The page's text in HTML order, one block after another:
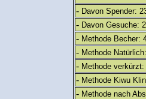
- Davon Spender:
- Davon Gesuche:
- Methode Becher:
- Methode
- Methode verkürzt:
- Methode Kiwu
- Methode nach